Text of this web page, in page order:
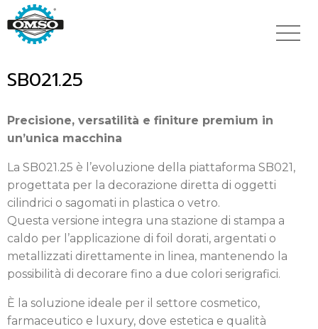
Salta
al
contenuto
SB021.25
Precisione, versatilità e finiture premium in
un’unica macchina
La SB021.25 è l’evoluzione della piattaforma SB021,
progettata per la decorazione diretta di oggetti
cilindrici o sagomati in plastica o vetro.
Questa versione integra una stazione di stampa a
caldo per l’applicazione di foil dorati, argentati o
metallizzati direttamente in linea, mantenendo la
possibilità di decorare fino a due colori serigrafici.
È la soluzione ideale per il settore cosmetico,
farmaceutico e luxury, dove estetica e qualità